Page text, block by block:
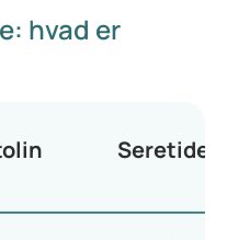
hvad er
Seretide